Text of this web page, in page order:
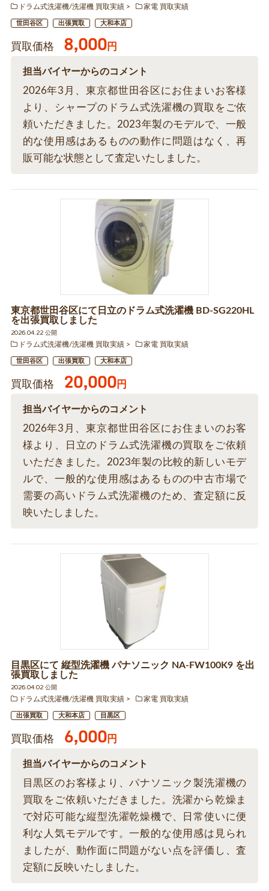
ドラム式洗濯機/洗濯機 買取実績
家電 買取実績
世田谷区 出張買取 大和本店
買取価格 8,000円
担当バイヤーからのコメント
2026年3月、東京都世田谷区にお住まいお客様
より、シャープのドラム式洗濯機の買取をご依
頼いただきました。2023年製のモデルで、一般
的な使用感はあるものの動作に問題はなく、再
販可能な状態として査定いたしました。
東京都世田谷区にて日立のドラム式洗濯機 BD-SG220HL
を出張買取しました
2026.04.22 公開
ドラム式洗濯機/洗濯機 買取実績
家電 買取実績
世田谷区 出張買取 大和本店
買取価格 20,000円
担当バイヤーからのコメント
2026年3月、東京都世田谷区にお住まいのお客
様より、日立のドラム式洗濯機の買取をご依頼
いただきました。2023年製の比較的新しいモデ
ルで、一般的な使用感はあるものの中古市場で
需要の高いドラム式洗濯機のため、査定額に反
映いたしました。
目黒区にて 縦型洗濯機 パナソニック NA-FW100K9 を出
張買取しました
2026.04.02 公開
ドラム式洗濯機/洗濯機 買取実績
家電 買取実績
出張買取 大和本店 目黒区
買取価格 6,000円
担当バイヤーからのコメント
目黒区のお客様より、パナソニック製洗濯機の
買取をご依頼いただきました。洗濯から乾燥ま
で対応可能な縦型洗濯乾燥機で、日常使いに便
利な人気モデルです。一般的な使用感は見られ
ましたが、動作面に問題がない点を評価し、査
定額に反映いたしました。